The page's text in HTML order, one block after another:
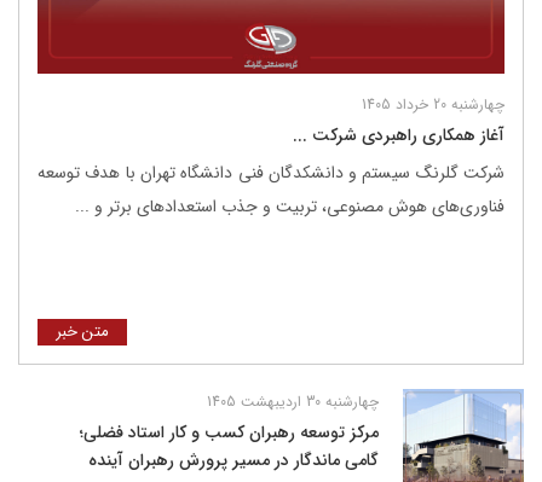
چهارشنبه 20 خرداد 1405
آغاز همکاری راهبردی شرکت ...
شرکت گلرنگ ‌سیستم و دانشکدگان فنی دانشگاه تهران با هدف توسعه
فناوری‌های هوش مصنوعی، تربیت و جذب استعدادهای برتر و ...
متن خبر
چهارشنبه 30 اردیبهشت 1405
مرکز توسعه رهبران کسب و کار استاد فضلی؛
گامی ماندگار در مسیر پرورش رهبران آینده